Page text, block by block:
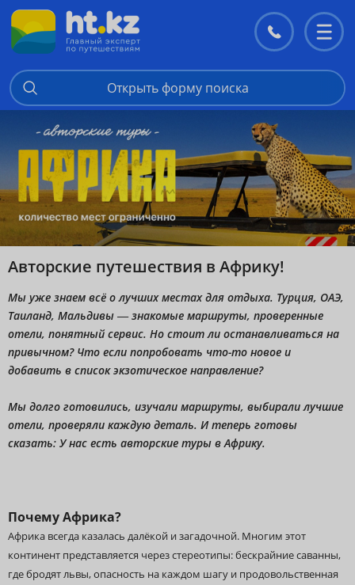
Контакты
меню
Открыть форму поиска
Авторские путешествия в Африку!
Мы уже знаем всё о лучших местах для отдыха. Турция, ОАЭ,
Таиланд, Мальдивы — знакомые маршруты, проверенные
отели, понятный сервис. Но стоит ли останавливаться на
привычном? Что если попробовать что-то новое и
добавить в список экзотическое направление?
Мы долго готовились, изучали маршруты, выбирали лучшие
отели, проверяли каждую деталь. И теперь готовы
сказать: У нас есть авторские туры в Африку.
Почему Африка?
Африка всегда казалась далёкой и загадочной. Многим этот
континент представляется через стереотипы: бескрайние саванны,
где бродят львы, опасность на каждом шагу и продовольственная